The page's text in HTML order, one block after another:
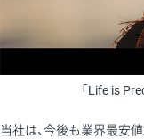
「Life is
当社は、今後も業界最安